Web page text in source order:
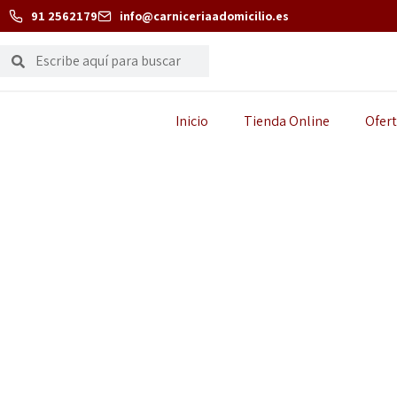
91 2562179 info@carniceriaadomicilio.es
Inicio Tienda Online